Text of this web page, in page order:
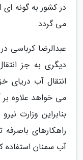
می گردد.
عبدالرضا کرباسی
دیگری به جز
انتقال آب دریای
می خواهد علاوه
بنابراین وزارت
راهکارهای
آب سمنان استفاده